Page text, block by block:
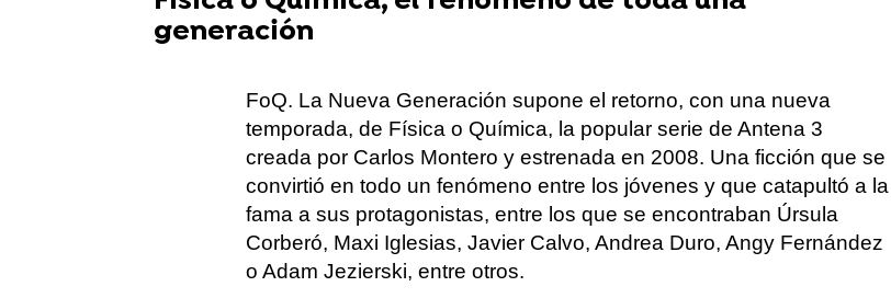
generación
FoQ. La Nueva Generación supone el retorno, con una nueva
temporada, de Física o Química, la popular serie de Antena 3
creada por Carlos Montero y estrenada en 2008. Una ficción que se
convirtió en todo un fenómeno entre los jóvenes y que catapultó a la
fama a sus protagonistas, entre los que se encontraban Úrsula
Corberó, Maxi Iglesias, Javier Calvo, Andrea Duro, Angy Fernández
o Adam Jezierski, entre otros.